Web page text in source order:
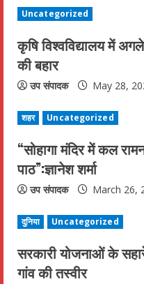
e
R
e
a
d
i
n
g
Uncategorized
कृषि विश्वविद्यालय में
की बहार
उप संपादक May 28,
शहर Uncategorized
“सोहागा मंदिर में कल
पाठ”:ज्ञानेश शर्मा
उप संपादक March 26,
दुनिया Uncategorized
सरकारी योजनाओं के
गांव की तस्वीर